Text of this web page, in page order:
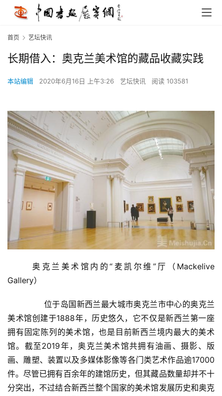
首页 艺坛快讯
长期借入：奥克兰美术馆的藏品收藏实践
本站编辑 2020年6月16日 上午3:26 艺坛快讯 阅读 103581
奥克兰美术馆内的“麦凯尔维”厅（Mackelive
Gallery）
美术馆创建于1888年，历史悠久，它不仅是新西兰第一座
拥有固定陈列的美术馆，也是目前新西兰境内最大的美术
馆。截至2019年，奥克兰美术馆共拥有油画、摄影、版
画、雕塑、装置以及多媒体影像等各门类艺术作品逾17000
件。尽管已拥有百余年的建馆历史，但其藏品数量却并不十
分突出，不过结合新西兰整个国家的美术馆发展历史和奥克